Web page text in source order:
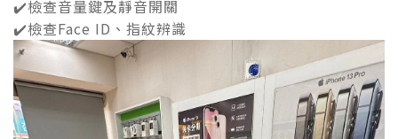
✔️檢查音量鍵及靜音開關
✔️檢查Face ID、指紋辨識